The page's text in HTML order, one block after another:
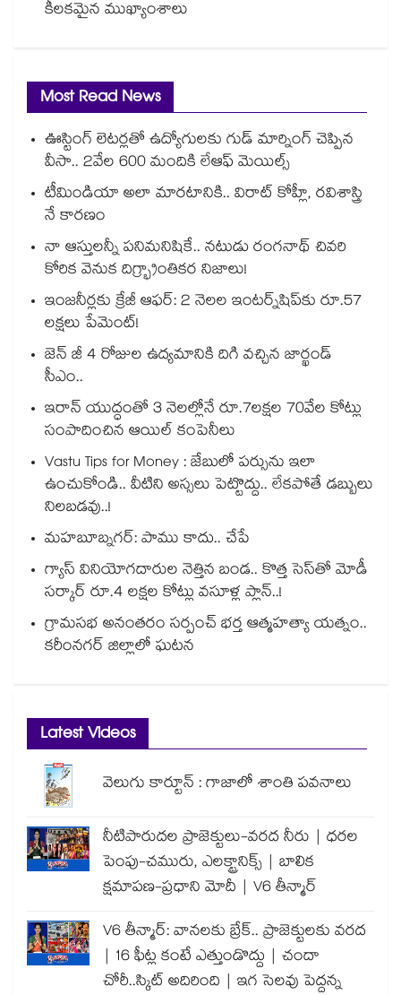
కీలకమైన ముఖ్యాంశాలు
Most Read News
ఊస్టింగ్ లెటర్లతో ఉద్యోగులకు గుడ్ మార్నింగ్ చెప్పిన
వీసా.. 2వేల 600 మందికి లేఆఫ్ మెయిల్స్
టీమిండియా అలా మారటానికి.. విరాట్ కోహ్లీ, రవిశాస్త్రి
నే కారణం
నా ఆస్తులన్నీ పనిమనిషికే.. నటుడు రంగనాథ్ చివరి
కోరిక వెనుక దిగ్భ్రాంతికర నిజాలు!
ఇంజనీర్లకు క్రేజీ ఆఫర్: 2 నెలల ఇంటర్న్‌షిప్‌కు రూ.57
లక్షలు పేమెంట్!
జెన్ జీ 4 రోజుల ఉద్యమానికి దిగి వచ్చిన జార్ఖండ్
సీఎం..
ఇరాన్ యుద్ధంతో 3 నెలల్లోనే రూ.7లక్షల 70వేల కోట్లు
సంపాదించిన ఆయిల్ కంపెనీలు
Vastu Tips for Money : జేబులో పర్సును ఇలా
ఉంచుకోండి.. వీటిని అస్సలు పెట్టొద్దు.. లేకపోతే డబ్బులు
నిలబడవు..!
మహబూబ్నగర్: పాము కాదు.. చేపే
గ్యాస్ వినియోగదారుల నెత్తిన బండ.. కొత్త సెస్‌తో మోడీ
సర్కార్ రూ.4 లక్షల కోట్లు వసూళ్ల ప్లాన్..!
గ్రామసభ అనంతరం సర్పంచ్ భర్త ఆత్మహత్యా యత్నం..
కరీంనగర్ జిల్లాలో ఘటన
Latest Videos
వెలుగు కార్టూన్ : గాజాలో శాంతి పవనాలు
నీటిపారుదల ప్రాజెక్టులు-వరద నీరు | ధరల
పెంపు-చమురు, ఎలక్ట్రానిక్స్ | బాలిక
క్షమాపణ-ప్రధాని మోదీ | V6 తీన్మార్
V6 తీన్మార్: వానలకు బ్రేక్.. ప్రాజెక్టులకు వరద
| 16 ఫీట్ల కంటే ఎత్తుండొద్దు | చందా
చోరీ..స్కిట్ అదిరింది | ఇగ సెలవు పెద్దన్న